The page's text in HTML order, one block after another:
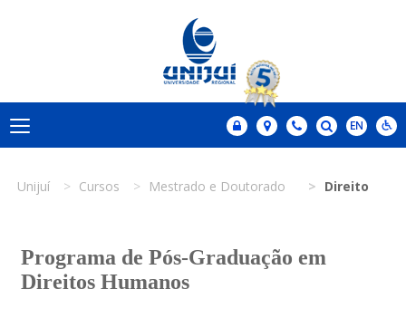
Unijuí Cursos Mestrado e Doutorado Direito